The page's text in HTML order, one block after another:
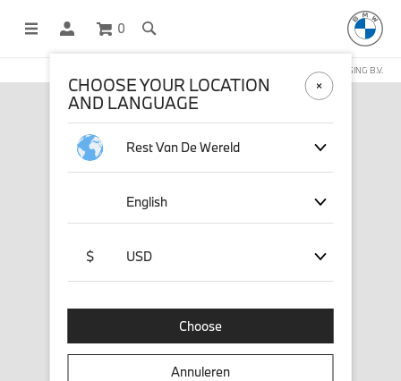
0
DEZE WEBSHOP WORDT BEHEERD DOOR STICHD SPORTMERCHANDISING B.V.
CHOOSE YOUR LOCATION
AND LANGUAGE
Rest Van De Wereld
English
$ USD
Choose
Annuleren